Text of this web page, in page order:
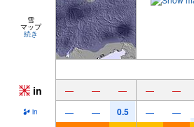
雪
マップ
続き
in — — — — —
in — — 0.5 — —